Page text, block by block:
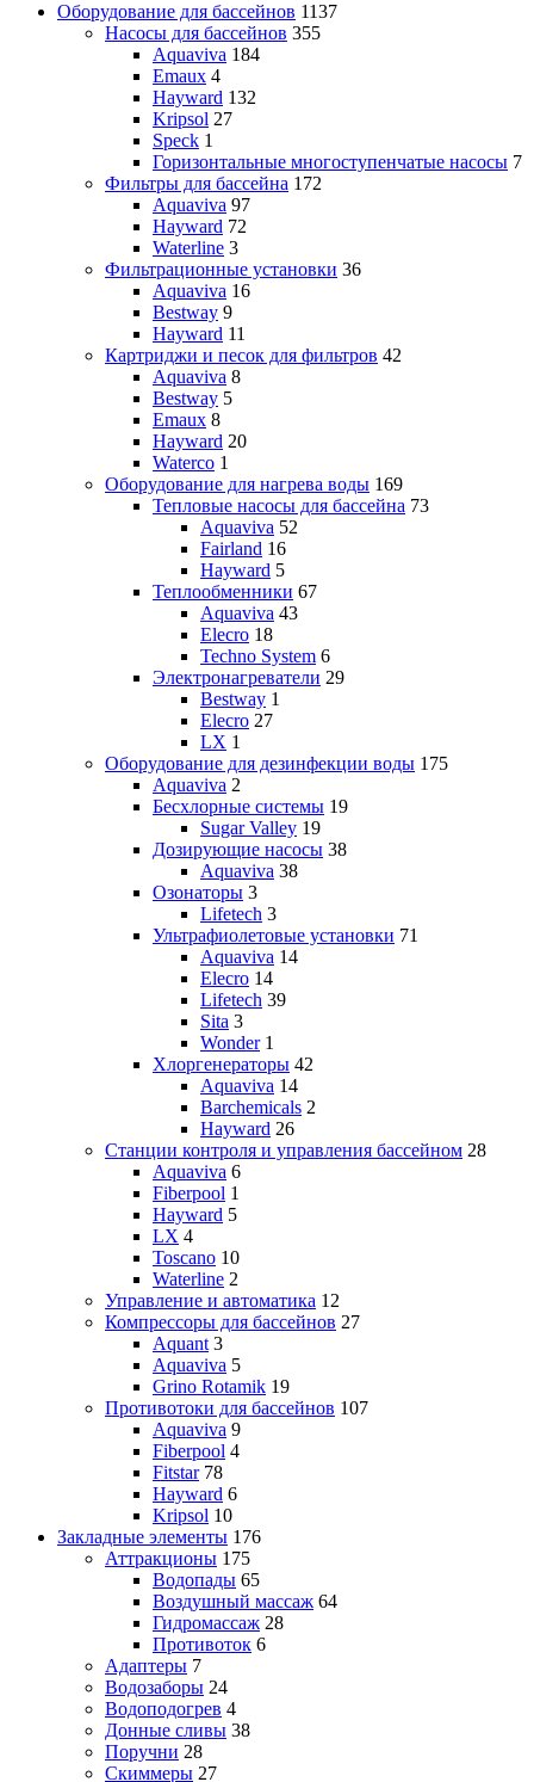
Оборудование для бассейнов 1137
Насосы для бассейнов 355
Aquaviva 184
Emaux 4
Hayward 132
Kripsol 27
Speck 1
Горизонтальные многоступенчатые насосы 7
Фильтры для бассейна 172
Aquaviva 97
Hayward 72
Waterline 3
Фильтрационные установки 36
Aquaviva 16
Bestway 9
Hayward 11
Картриджи и песок для фильтров 42
Aquaviva 8
Bestway 5
Emaux 8
Hayward 20
Waterco 1
Оборудование для нагрева воды 169
Тепловые насосы для бассейна 73
Aquaviva 52
Fairland 16
Hayward 5
Теплообменники 67
Aquaviva 43
Elecro 18
Techno System 6
Электронагреватели 29
Bestway 1
Elecro 27
LX 1
Оборудование для дезинфекции воды 175
Aquaviva 2
Бесхлорные системы 19
Sugar Valley 19
Дозирующие насосы 38
Aquaviva 38
Озонаторы 3
Lifetech 3
Ультрафиолетовые установки 71
Aquaviva 14
Elecro 14
Lifetech 39
Sita 3
Wonder 1
Хлоргенераторы 42
Aquaviva 14
Barchemicals 2
Hayward 26
Станции контроля и управления бассейном 28
Aquaviva 6
Fiberpool 1
Hayward 5
LX 4
Toscano 10
Waterline 2
Управление и автоматика 12
Компрессоры для бассейнов 27
Aquant 3
Aquaviva 5
Grino Rotamik 19
Противотоки для бассейнов 107
Aquaviva 9
Fiberpool 4
Fitstar 78
Hayward 6
Kripsol 10
Закладные элементы 176
Аттракционы 175
Водопады 65
Воздушный массаж 64
Гидромассаж 28
Противоток 6
Адаптеры 7
Водозаборы 24
Водоподогрев 4
Донные сливы 38
Поручни 28
Скиммеры 27